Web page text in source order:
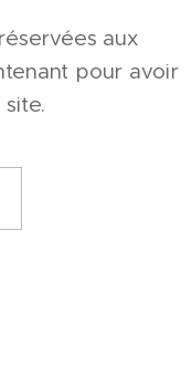
aux
pour avoir